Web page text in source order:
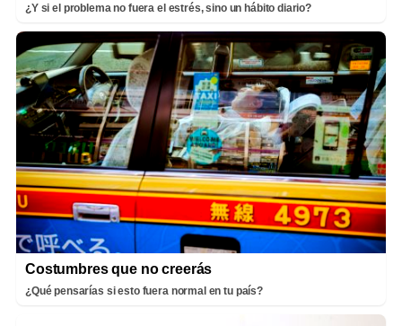
¿Y si el problema no fuera el estrés, sino un hábito diario?
Costumbres que no creerás
¿Qué pensarías si esto fuera normal en tu país?